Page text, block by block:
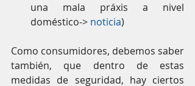
una mala práxis a nivel
doméstico-> noticia)
Como consumidores, debemos saber
también, que dentro de estas
medidas de seguridad, hay ciertos